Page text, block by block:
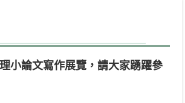
小論文寫作展覽，請大家踴躍參